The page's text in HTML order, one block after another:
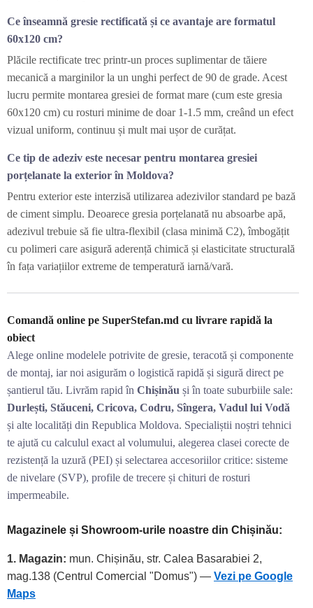
Ce înseamnă gresie rectificată și ce avantaje are formatul
60x120 cm?
Plăcile rectificate trec printr-un proces suplimentar de tăiere
mecanică a marginilor la un unghi perfect de 90 de grade. Acest
lucru permite montarea gresiei de format mare (cum este gresia
60x120 cm) cu rosturi minime de doar 1-1.5 mm, creând un efect
vizual uniform, continuu și mult mai ușor de curățat.
Ce tip de adeziv este necesar pentru montarea gresiei
porțelanate la exterior în Moldova?
Pentru exterior este interzisă utilizarea adezivilor standard pe bază
de ciment simplu. Deoarece gresia porțelanată nu absoarbe apă,
adezivul trebuie să fie ultra-flexibil (clasa minimă C2), îmbogățit
cu polimeri care asigură aderență chimică și elasticitate structurală
în fața variațiilor extreme de temperatură iarnă/vară.
Comandă online pe SuperStefan.md cu livrare rapidă la
obiect
Alege online modelele potrivite de gresie, teracotă și componente
de montaj, iar noi asigurăm o logistică rapidă și sigură direct pe
șantierul tău. Livrăm rapid în Chișinău și în toate suburbiile sale:
Durlești, Stăuceni, Cricova, Codru, Sîngera, Vadul lui Vodă
și alte localități din Republica Moldova. Specialiștii noștri tehnici
te ajută cu calculul exact al volumului, alegerea clasei corecte de
rezistență la uzură (PEI) și selectarea accesoriilor critice: sisteme
de nivelare (SVP), profile de trecere și chituri de rosturi
impermeabile.
Magazinele și Showroom-urile noastre din Chișinău:
1. Magazin: mun. Chișinău, str. Calea Basarabiei 2,
mag.138 (Centrul Comercial "Domus") — Vezi pe Google
Maps